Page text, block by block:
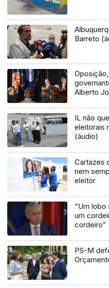
Barreto
Alberto
IL não
eleitorais
(áudio)
Cartazes
nem
eleitor
“Um lobo
um
cordeiro”
PS-M